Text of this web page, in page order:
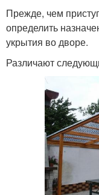
Прежде, чем
определить
укрытия во дворе.
Различают